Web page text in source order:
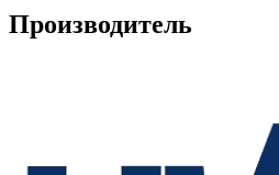
Производитель